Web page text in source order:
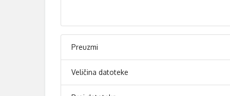
Preuzmi
Veličina datoteke